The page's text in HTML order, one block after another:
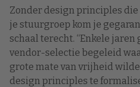
Zonder design principles
je stuurgroep kom je
schaal terecht. “Enkele jaren
vendor-selectie begeleid
grote mate van vrijheid
design principles te